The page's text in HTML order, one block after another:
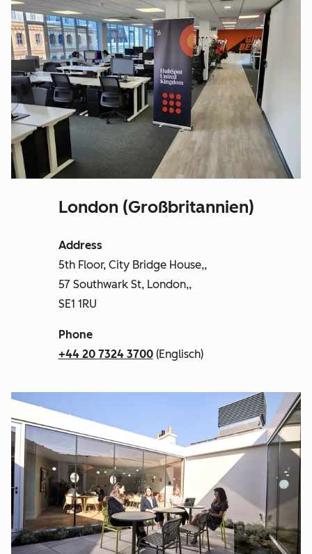
London (Großbritannien)
Address
5th Floor, City Bridge House,,
57 Southwark St, London,,
SE1 1RU
Phone
+44 20 7324 3700(Englisch)